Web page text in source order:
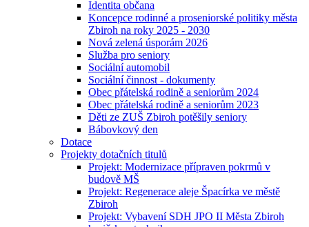
Identita občana
Koncepce rodinné a proseniorské politiky města
Zbiroh na roky 2025 - 2030
Nová zelená úsporám 2026
Služba pro seniory
Sociální automobil
Sociální činnost - dokumenty
Obec přátelská rodině a seniorům 2024
Obec přátelská rodině a seniorům 2023
Děti ze ZUŠ Zbiroh potěšily seniory
Bábovkový den
Dotace
Projekty dotačních titulů
Projekt: Modernizace přípraven pokrmů v
budově MŠ
Projekt: Regenerace aleje Špacírka ve městě
Zbiroh
Projekt: Vybavení SDH JPO II Města Zbiroh